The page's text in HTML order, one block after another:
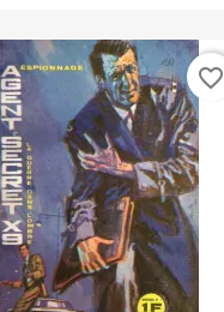
favorite_border